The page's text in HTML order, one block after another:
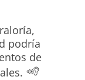
podría
de